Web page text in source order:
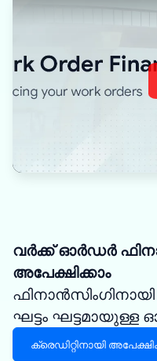
വർക്ക് ഓർഡർ
അപേക്ഷിക്കാം
ഘട്ടം
ക്രെഡിറ്റിനായി